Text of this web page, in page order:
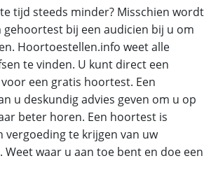
tijd steeds minder? Misschien wordt
bij een audicien bij u om
Hoortoestellen.info weet alle
te vinden. U kunt direct een
een gratis hoortest. Een
u deskundig advies geven om u op
beter horen. Een hoortest is
vergoeding te krijgen van uw
Weet waar u aan toe bent en doe een